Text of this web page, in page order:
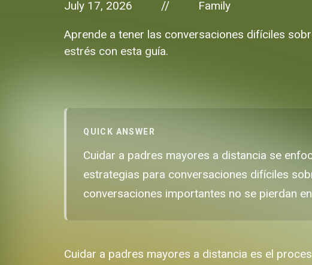
July 17, 2026 // Family
Aprende a tener las conversaciones difíciles
estrés con esta guía.
QUICK ANSWER
Cuidar a padres mayores a distancia se
estrategias para conversaciones difíciles
conversaciones importantes no se pierdan
Cuidar a padres mayores a distancia es el